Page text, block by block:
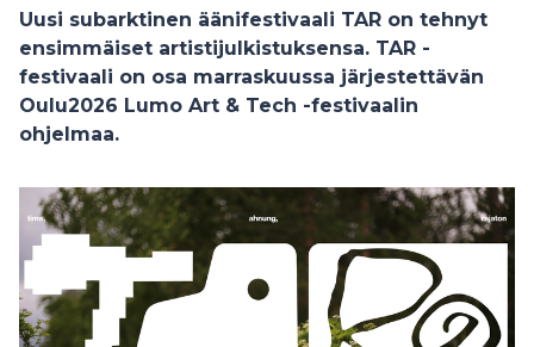
Uusi subarktinen äänifestivaali TAR on tehnyt
ensimmäiset artistijulkistuksensa. TAR -
festivaali on osa marraskuussa järjestettävän
Oulu2026 Lumo Art & Tech -festivaalin
ohjelmaa.